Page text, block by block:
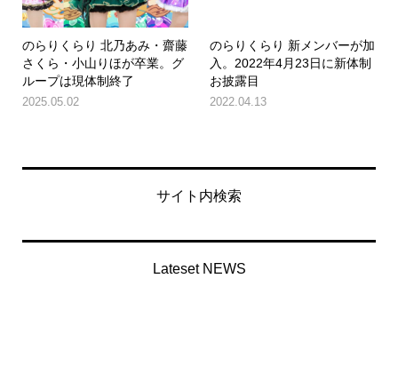
のらりくらり 北乃あみ・齋藤
さくら・小山りほが卒業。グ
ループは現体制終了
2025.05.02
のらりくらり 新メンバーが加
入。2022年4月23日に新体制
お披露目
2022.04.13
サイト内検索
Lateset NEWS